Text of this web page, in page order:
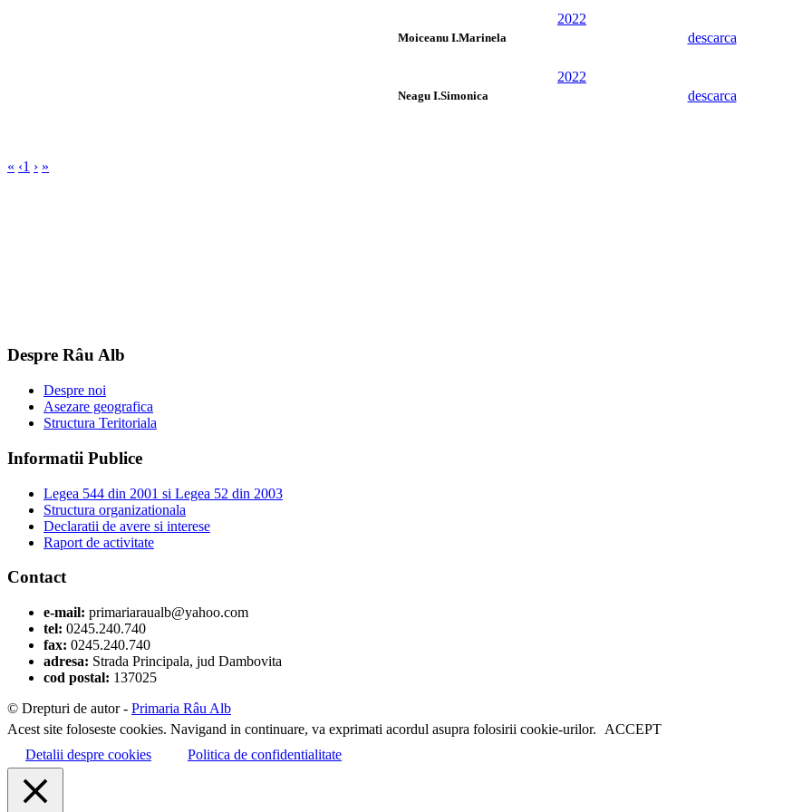
Moiceanu I.Marinela
2022
descarca
Neagu I.Simonica
2022
descarca
« ‹1 › »
Despre Râu Alb
Despre noi
Asezare geografica
Structura Teritoriala
Informatii Publice
Legea 544 din 2001 si Legea 52 din 2003
Structura organizationala
Declaratii de avere si interese
Raport de activitate
Contact
e-mail: primariaraualb@yahoo.com
tel: 0245.240.740
fax: 0245.240.740
adresa: Strada Principala, jud Dambovita
cod postal: 137025
© Drepturi de autor - Primaria Râu Alb
Acest site foloseste cookies. Navigand in continuare, va exprimati acordul asupra folosirii cookie-urilor.
ACCEPT
Detalii despre cookies
Politica de confidentialitate